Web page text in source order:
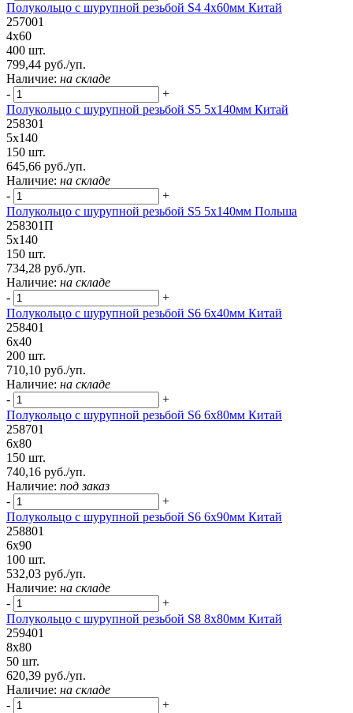
Полукольцо с шурупной резьбой S4 4х60мм Китай
257001
4х60
400 шт.
799,44 руб./уп.
Наличие: на складе
-
+
Полукольцо с шурупной резьбой S5 5х140мм Китай
258301
5х140
150 шт.
645,66 руб./уп.
Наличие: на складе
-
+
Полукольцо с шурупной резьбой S5 5х140мм Польша
258301П
5х140
150 шт.
734,28 руб./уп.
Наличие: на складе
-
+
Полукольцо с шурупной резьбой S6 6х40мм Китай
258401
6х40
200 шт.
710,10 руб./уп.
Наличие: на складе
-
+
Полукольцо с шурупной резьбой S6 6х80мм Китай
258701
6х80
150 шт.
740,16 руб./уп.
Наличие: под заказ
-
+
Полукольцо с шурупной резьбой S6 6х90мм Китай
258801
6х90
100 шт.
532,03 руб./уп.
Наличие: на складе
-
+
Полукольцо с шурупной резьбой S8 8х80мм Китай
259401
8х80
50 шт.
620,39 руб./уп.
Наличие: на складе
-
+